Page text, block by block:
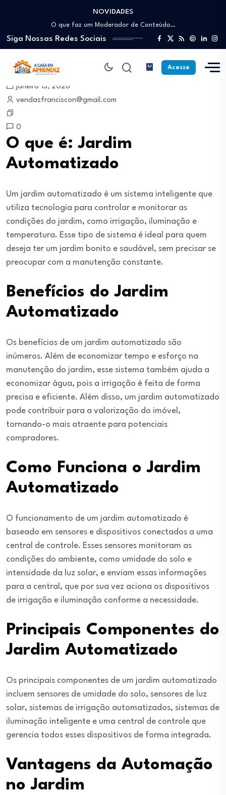
NOVIDADES
Como trabalhar como Estoquista: O guia para…
O que faz um Moderador de Conteúdo…
Como ser um Afiliado de Sucesso trabalhando…
Como dar Aulas Particulares Online e viver…
Profissão Instalador Solar: Como entrar no mercado…
Como trabalhar como Estoquista: O guia para…
O que faz um Moderador de Conteúdo…
Como ser um Afiliado de Sucesso trabalhando…
Siga Nossas Redes Sociais
Acesse
janeiro 13, 2026
vendasfranciscon@gmail.com
0
O que é: Jardim
Automatizado
Um jardim automatizado é um sistema inteligente que
utiliza tecnologia para controlar e monitorar as
condições do jardim, como irrigação, iluminação e
temperatura. Esse tipo de sistema é ideal para quem
deseja ter um jardim bonito e saudável, sem precisar se
preocupar com a manutenção constante.
Benefícios do Jardim
Automatizado
Os benefícios de um jardim automatizado são
inúmeros. Além de economizar tempo e esforço na
manutenção do jardim, esse sistema também ajuda a
economizar água, pois a irrigação é feita de forma
precisa e eficiente. Além disso, um jardim automatizado
pode contribuir para a valorização do imóvel,
tornando-o mais atraente para potenciais
compradores.
Como Funciona o Jardim
Automatizado
O funcionamento de um jardim automatizado é
baseado em sensores e dispositivos conectados a uma
central de controle. Esses sensores monitoram as
condições do ambiente, como umidade do solo e
intensidade da luz solar, e enviam essas informações
para a central, que por sua vez aciona os dispositivos
de irrigação e iluminação conforme a necessidade.
Principais Componentes do
Jardim Automatizado
Os principais componentes de um jardim automatizado
incluem sensores de umidade do solo, sensores de luz
solar, sistemas de irrigação automatizados, sistemas de
iluminação inteligente e uma central de controle que
gerencia todos esses dispositivos de forma integrada.
Vantagens da Automação
no Jardim